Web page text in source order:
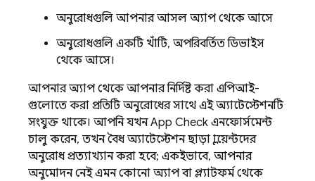
অনুরোধগুলি আপনার আসল অ্যাপ থেকে আসে
অনুরোধগুলি একটি খাঁটি, অপরিবর্তিত ডিভাইস
থেকে আসে।
আপনার অ্যাপ থেকে আপনার নির্দিষ্ট করা এপিআই-
গুলোতে করা প্রতিটি অনুরোধের সাথে এই অ্যাটেস্টেশনটি
সংযুক্ত থাকে। আপনি যখনApp Check এনফোর্সমেন্ট
চালু করেন, তখন বৈধ অ্যাটেস্টেশন ছাড়া ক্লায়েন্টদের
অনুরোধ প্রত্যাখ্যান করা হবে; একইভাবে, আপনার
অনুমোদন নেই এমন কোনো অ্যাপ বা প্ল্যাটফর্ম থেকে